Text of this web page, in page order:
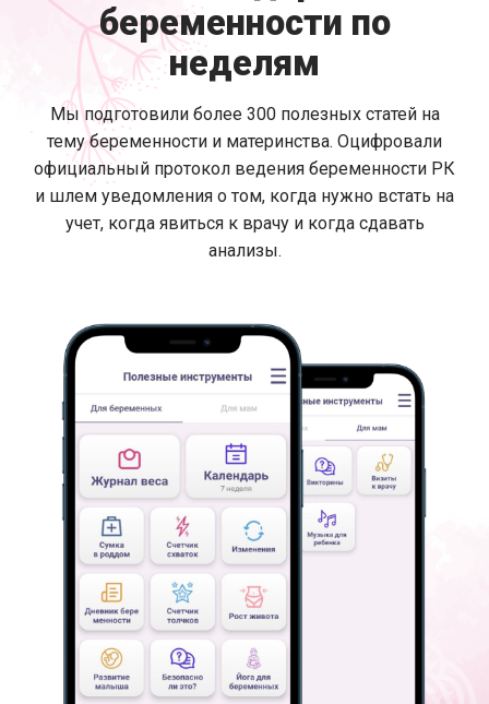
беременности по
неделям
Мы подготовили более 300 полезных статей на
тему беременности и материнства. Оцифровали
официальный протокол ведения беременности РК
и шлем уведомления о том, когда нужно встать на
учет, когда явиться к врачу и когда сдавать
анализы.